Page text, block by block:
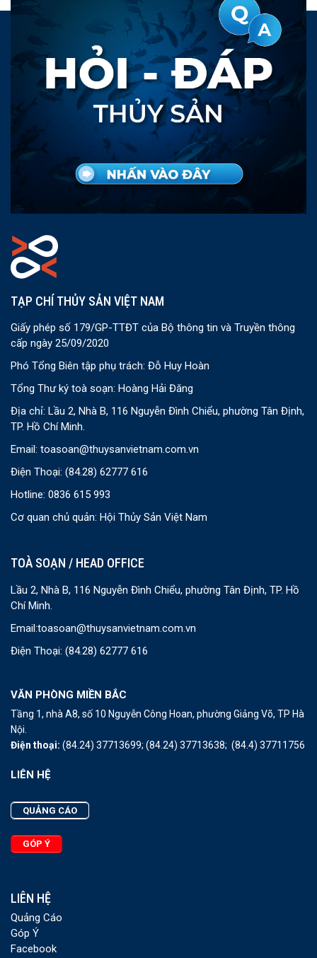
TẠP CHÍ THỦY SẢN VIỆT NAM
Giấy phép số 179/GP-TTĐT của Bộ thông tin và Truyền thông
cấp ngày 25/09/2020
Phó Tổng Biên tập phụ trách: Đỗ Huy Hoàn
Tổng Thư ký toà soạn: Hoàng Hải Đăng
Địa chỉ: Lầu 2, Nhà B, 116 Nguyễn Đình Chiểu, phường Tân Định,
TP. Hồ Chí Minh.
Email: toasoan@thuysanvietnam.com.vn
Điện Thoại: (84.28) 62777 616
Hotline: 0836 615 993
Cơ quan chủ quản: Hội Thủy Sản Việt Nam
TOÀ SOẠN / HEAD OFFICE
Lầu 2, Nhà B, 116 Nguyễn Đình Chiểu, phường Tân Định, TP. Hồ
Chí Minh.
Email:toasoan@thuysanvietnam.com.vn
Điện Thoại: (84.28) 62777 616
VĂN PHÒNG MIỀN BẮC
Tầng 1, nhà A8, số 10 Nguyễn Công Hoan, phường Giảng Võ, TP Hà
Nội.
Điện thoại: (84.24) 37713699; (84.24) 37713638; (84.4) 37711756
LIÊN HỆ
QUẢNG CÁO
GÓP Ý
LIÊN HỆ
Quảng Cáo
Góp Ý
Facebook